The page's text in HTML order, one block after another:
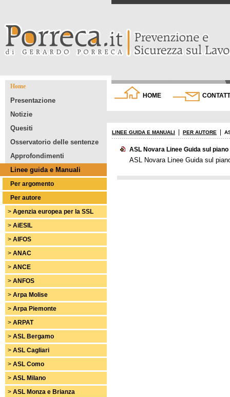
Home
Presentazione
Notizie
Quesiti
Osservatorio delle sentenze
Approfondimenti
Linee guida e Manuali
Per argomento
Per autore
> Agenzia europea per la SSL
> AiESIL
> AIFOS
> ANAC
> ANCE
> ANFOS
> Arpa Molise
> Arpa Piemonte
> ARPAT
> ASL Bergamo
> ASL Cagliari
> ASL Como
> ASL Milano
> ASL Monza e Brianza
HOME
LINEE GUIDA E MANUALI PER AUTORE
ASL Novara Linee Guida sul
ASL Novara Linee Guida sul